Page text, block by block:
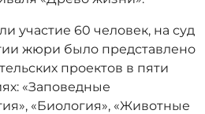
участие 60 человек, на суд
жюри было представлено
проектов в пяти
«Заповедные
«Биология», «Животные